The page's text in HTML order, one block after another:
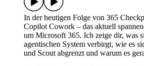
In der heutigen Folge von 365
Copilot Cowork – das aktuell
um Microsoft 365. Ich zeige dir, was
agentischen System verbirgt, wie es
und Scout abgrenzt und warum es